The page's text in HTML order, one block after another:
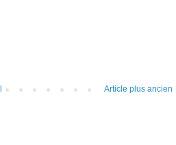
Article plus ancien